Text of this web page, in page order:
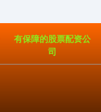
有保障的股票配资公
司